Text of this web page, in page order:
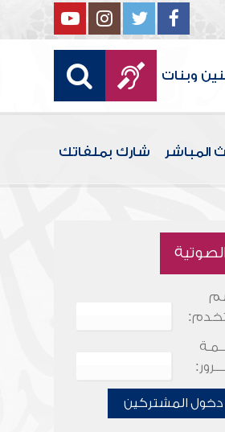
وبنات
المباشر شارك بملفاتك
دخول المشتركين